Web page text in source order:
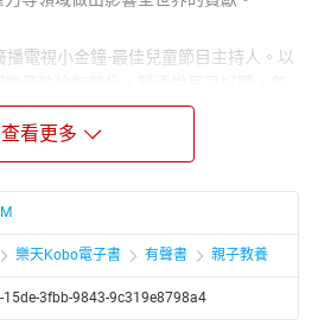
電視小金鐘-最佳兒童節目主持人。以
友的生命智慧及教導生活習慣。糖果
動所有陪伴孩子成長的大人和孩子一
奧妙，建構生命的價值、意義和生活
查看更多
樂天Kobo電子書 有聲書 親子教養
15de-3fbb-9843-9c319e8798a4